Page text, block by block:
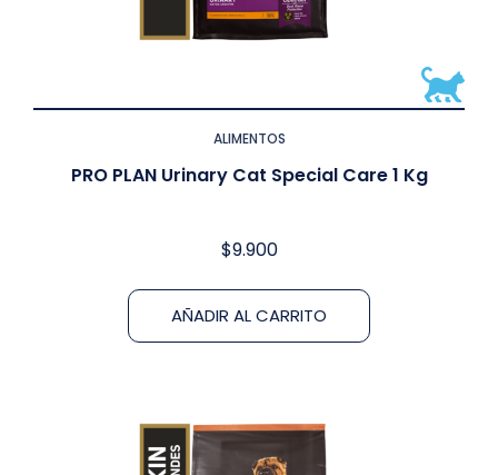
ALIMENTOS
PRO PLAN Urinary Cat Special Care 1 Kg
$9.900
AÑADIR AL CARRITO